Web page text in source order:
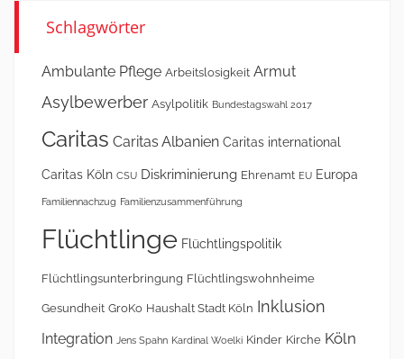
Schlagwörter
Ambulante Pflege Arbeitslosigkeit Armut
Asylbewerber Asylpolitik Bundestagswahl 2017
Caritas Caritas Albanien Caritas international
Caritas Köln CSU Diskriminierung Ehrenamt EU Europa
Familiennachzug Familienzusammenführung
Flüchtlinge Flüchtlingspolitik
Flüchtlingsunterbringung Flüchtlingswohnheime
Gesundheit GroKo Haushalt Stadt Köln Inklusion
Integration Jens Spahn Kardinal Woelki Kinder Kirche Köln